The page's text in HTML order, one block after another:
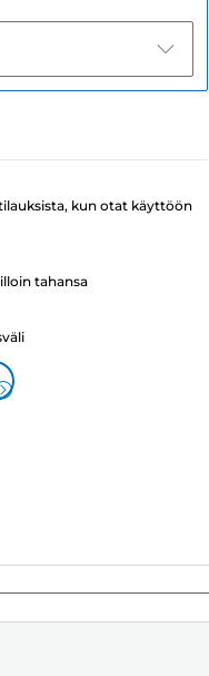
kun otat käyttöön
tahansa